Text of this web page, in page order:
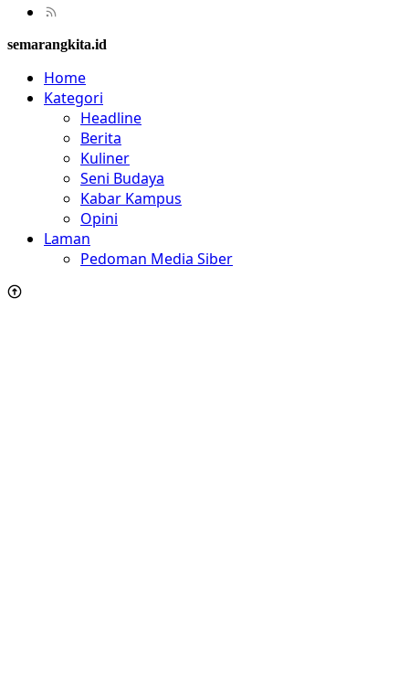
semarangkita.id
Home
Kategori
Headline
Berita
Kuliner
Seni Budaya
Kabar Kampus
Opini
Laman
Pedoman Media Siber